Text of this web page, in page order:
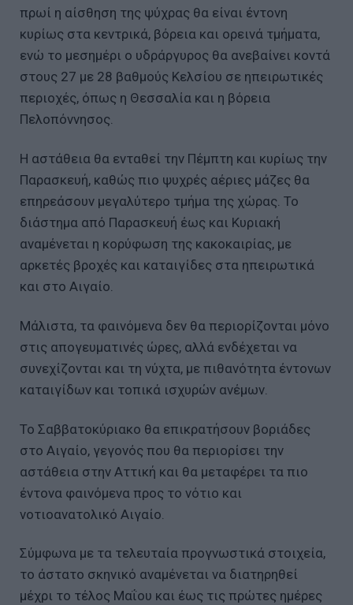
πρωί η αίσθηση της ψύχρας θα είναι έντονη
κυρίως στα κεντρικά, βόρεια και ορεινά τμήματα,
ενώ το μεσημέρι ο υδράργυρος θα ανεβαίνει κοντά
στους 27 με 28 βαθμούς Κελσίου σε ηπειρωτικές
περιοχές, όπως η Θεσσαλία και η βόρεια
Πελοπόννησος.
Η αστάθεια θα ενταθεί την Πέμπτη και κυρίως την
Παρασκευή, καθώς πιο ψυχρές αέριες μάζες θα
επηρεάσουν μεγαλύτερο τμήμα της χώρας. Το
διάστημα από Παρασκευή έως και Κυριακή
αναμένεται η κορύφωση της κακοκαιρίας, με
αρκετές βροχές και καταιγίδες στα ηπειρωτικά
και στο Αιγαίο.
Μάλιστα, τα φαινόμενα δεν θα περιορίζονται μόνο
στις απογευματινές ώρες, αλλά ενδέχεται να
συνεχίζονται και τη νύχτα, με πιθανότητα έντονων
καταιγίδων και τοπικά ισχυρών ανέμων.
Το Σαββατοκύριακο θα επικρατήσουν βοριάδες
στο Αιγαίο, γεγονός που θα περιορίσει την
αστάθεια στην Αττική και θα μεταφέρει τα πιο
έντονα φαινόμενα προς το νότιο και
νοτιοανατολικό Αιγαίο.
Σύμφωνα με τα τελευταία προγνωστικά στοιχεία,
το άστατο σκηνικό αναμένεται να διατηρηθεί
μέχρι το τέλος Μαΐου και έως τις πρώτες ημέρες